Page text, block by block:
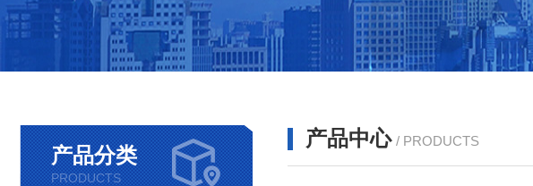
产品分类
PRODUCTS
产品中心 / PRODUCTS